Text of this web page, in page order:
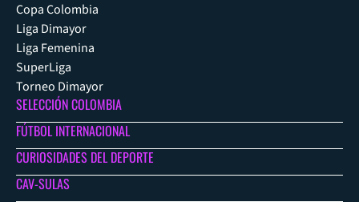
Copa Colombia
Liga Dimayor
Liga Femenina
SuperLiga
Torneo Dimayor
SELECCIÓN COLOMBIA
FÚTBOL INTERNACIONAL
CURIOSIDADES DEL DEPORTE
CAV-SULAS